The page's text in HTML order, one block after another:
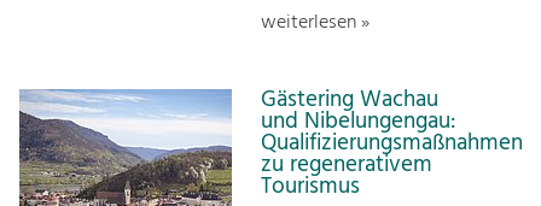
weiterlesen »
Gästering Wachau
und Nibelungengau:
Qualifizierungsmaßnahmen
zu regenerativem
Tourismus